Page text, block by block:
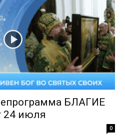
БЛАГИЕ
24 июля
0